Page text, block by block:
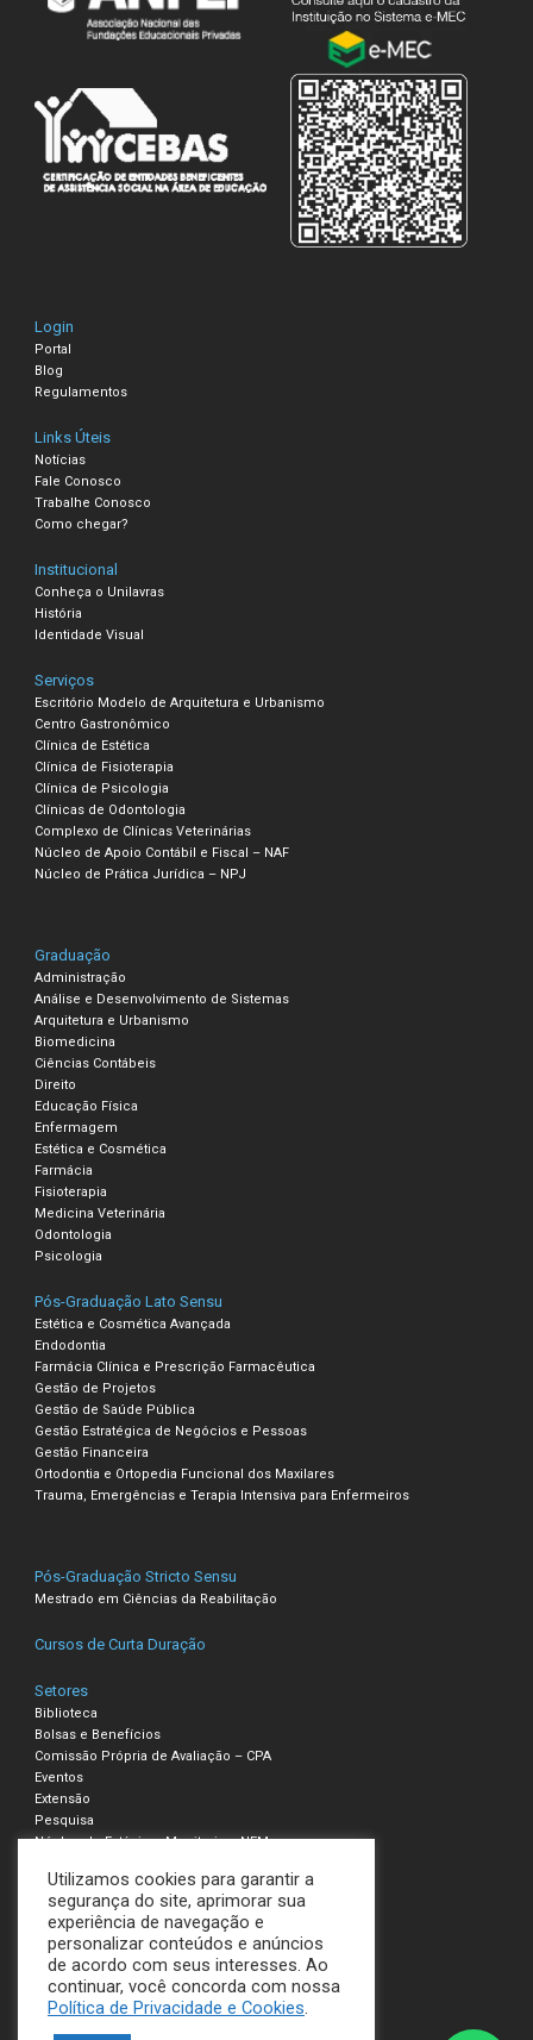
Login
Portal
Blog
Regulamentos
Links Úteis
Notícias
Fale Conosco
Trabalhe Conosco
Como chegar?
Institucional
Conheça o Unilavras
História
Identidade Visual
Serviços
Escritório Modelo de Arquitetura e Urbanismo
Centro Gastronômico
Clínica de Estética
Clínica de Fisioterapia
Clínica de Psicologia
Clínicas de Odontologia
Complexo de Clínicas Veterinárias
Núcleo de Apoio Contábil e Fiscal – NAF
Núcleo de Prática Jurídica – NPJ
Graduação
Administração
Análise e Desenvolvimento de Sistemas
Arquitetura e Urbanismo
Biomedicina
Ciências Contábeis
Direito
Educação Física
Enfermagem
Estética e Cosmética
Farmácia
Fisioterapia
Medicina Veterinária
Odontologia
Psicologia
Pós-Graduação Lato Sensu
Estética e Cosmética Avançada
Endodontia
Farmácia Clínica e Prescrição Farmacêutica
Gestão de Projetos
Gestão de Saúde Pública
Gestão Estratégica de Negócios e Pessoas
Gestão Financeira
Ortodontia e Ortopedia Funcional dos Maxilares
Trauma, Emergências e Terapia Intensiva para Enfermeiros
Pós-Graduação Stricto Sensu
Mestrado em Ciências da Reabilitação
Cursos de Curta Duração
Setores
Biblioteca
Bolsas e Benefícios
Comissão Própria de Avaliação – CPA
Eventos
Extensão
Pesquisa
Núcleo de Estágio e Monitoria – NEM
Compliance – Ouvidoria
Política de Privacidade e Cookies
Termos de Uso
UNILAVRAS
Utilizamos cookies para garantir a
segurança do site, aprimorar sua
experiência de navegação e
personalizar conteúdos e anúncios
de acordo com seus interesses. Ao
continuar, você concorda com nossa
Política de Privacidade e Cookies.